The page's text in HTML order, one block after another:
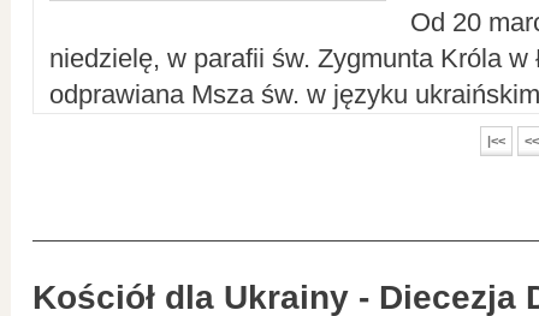
Od 20
niedzielę, w parafii św. Zygmunta Króla w
odprawiana Msza św. w języku
|<< <<
Kościół dla Ukrainy - Diecezja